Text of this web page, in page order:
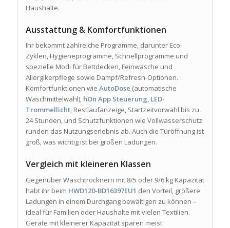
Haushalte.
Ausstattung & Komfortfunktionen
Ihr bekommt zahlreiche Programme, darunter Eco-
Zyklen, Hygieneprogramme, Schnellprogramme und
spezielle Modi für Bettdecken, Feinwäsche und
Allergikerpflege sowie Dampf/Refresh-Optionen.
Komfortfunktionen wie AutoDose (automatische
Waschmittelwahl), hOn App Steuerung, LED-
Trommellicht, Restlaufanzeige, Startzeitvorwahl bis zu
24 Stunden, und Schutzfunktionen wie Vollwasserschutz
runden das Nutzungserlebnis ab. Auch die Türöffnung ist
groß, was wichtig ist bei großen Ladungen.
Vergleich mit kleineren Klassen
Gegenüber Waschtrocknern mit 8/5 oder 9/6 kg Kapazität
habt ihr beim HWD120-BD16397EU1 den Vorteil, größere
Ladungen in einem Durchgang bewältigen zu können –
ideal für Familien oder Haushalte mit vielen Textilien.
Geräte mit kleinerer Kapazität sparen meist